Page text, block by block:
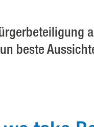
beste